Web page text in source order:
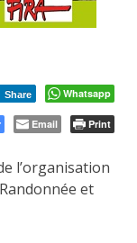
Share Whatsapp
Email Print
l’organisation
et